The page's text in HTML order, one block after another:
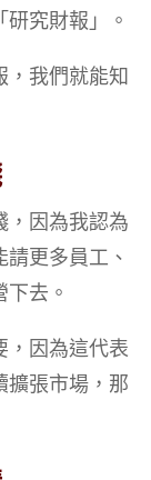
究財報」。
，我們就能知
，因為我認為
更多員工、
去。
，因為這代表
擴張市場，那